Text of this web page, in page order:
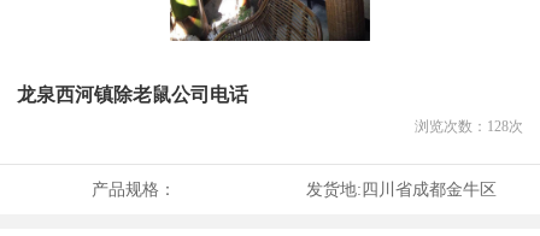
龙泉西河镇除老鼠公司电话
浏览次数： 128次
产品规格： 发货地:四川省成都金牛区